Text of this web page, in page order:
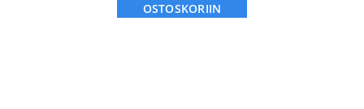
OSTOSKORIIN